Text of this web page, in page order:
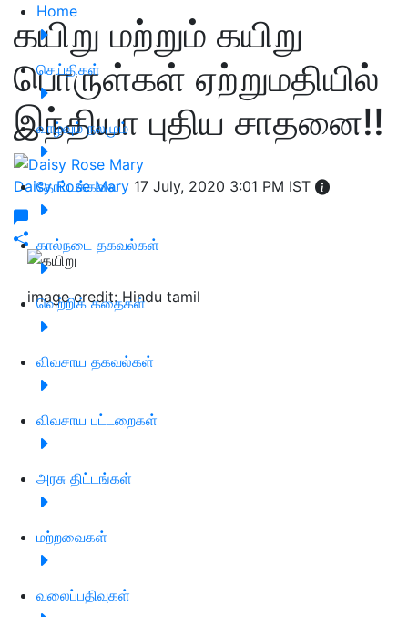
Home
செய்திகள்
வாழ்வும் நலமும்
தோட்டக்கலை
கால்நடை தகவல்கள்
வெற்றிக் கதைகள்
விவசாய தகவல்கள்
விவசாய பட்டறைகள்
அரசு திட்டங்கள்
மற்றவைகள்
வலைப்பதிவுகள்
கயிறு மற்றும் கயிறு
பொருள்கள் ஏற்றுமதியில்
இந்தியா புதிய சாதனை!!
Daisy Rose Mary 17 July, 2020 3:01 PM IST
image credit: Hindu tamil